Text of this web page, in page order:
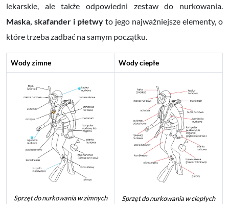
lekarskie, ale także odpowiedni zestaw do nurkowania.
Maska, skafander i płetwy to jego najważniejsze elementy, o
które trzeba zadbać na samym początku.
Wody zimne Wody ciepłe
Sprzęt do nurkowania w zimnych
Sprzęt do nurkowania w ciepłych